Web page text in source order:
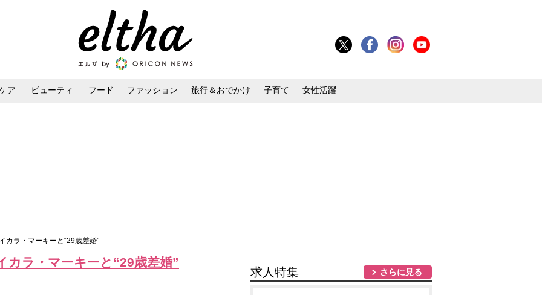
ア ビューティ フード ファッション 旅行＆おでかけ 子育て 女性活躍
カラ・マーキーと“29歳差婚”
カラ・マーキーと“29歳差婚”
求人特集 さらに見る